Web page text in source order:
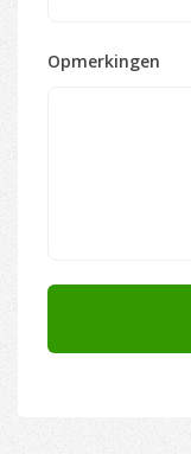
Opmerkingen